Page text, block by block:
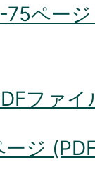
75ペー
ファ
ジ